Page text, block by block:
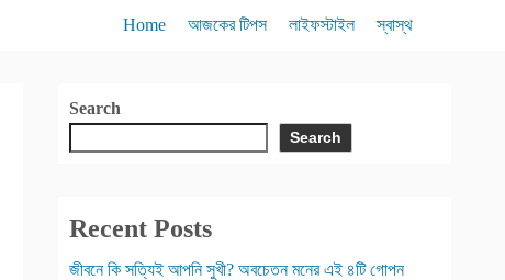
Home আজকের টিপস লাইফস্টাইল স্বাস্থ
Search
Search
Recent Posts
জীবনে কি সত্যিই আপনি সুখী? অবচেতন মনের এই ৪টি গোপন